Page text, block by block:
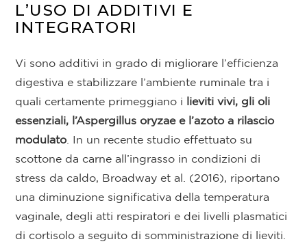
L’USO DI ADDITIVI E
INTEGRATORI
Vi sono additivi in grado di migliorare l’efficienza
digestiva e stabilizzare l’ambiente ruminale tra i
quali certamente primeggiano i lieviti vivi, gli oli
essenziali, l’Aspergillus oryzae e l’azoto a rilascio
modulato . In un recente studio effettuato su
scottone da carne all’ingrasso in condizioni di
stress da caldo, Broadway et al. (2016), riportano
una diminuzione significativa della temperatura
vaginale, degli atti respiratori e dei livelli plasmatici
di cortisolo a seguito di somministrazione di lieviti.